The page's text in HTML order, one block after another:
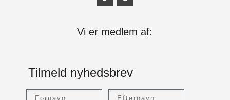
Vi er medlem af:
Tilmeld nyhedsbrev